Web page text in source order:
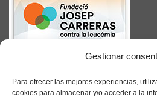
Gestionar
Para ofrecer las mejores experiencias,
cookies para almacenar y/o acceder a la
SUSCRÍBETE